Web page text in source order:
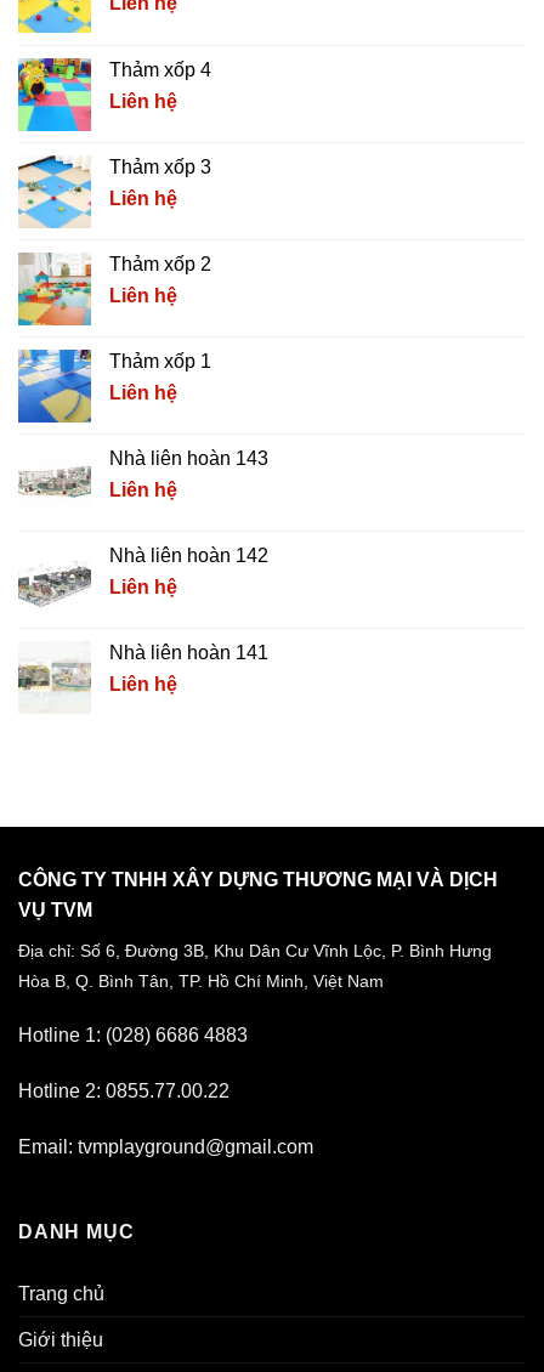
Thảm xốp 4
Liên hệ
Thảm xốp 3
Liên hệ
Thảm xốp 2
Liên hệ
Thảm xốp 1
Liên hệ
Nhà liên hoàn 143
Liên hệ
Nhà liên hoàn 142
Liên hệ
Nhà liên hoàn 141
Liên hệ
CÔNG TY TNHH XÂY DỰNG THƯƠNG MẠI VÀ DỊCH
VỤ TVM
Địa chỉ: Số 6, Đường 3B, Khu Dân Cư Vĩnh Lộc, P. Bình Hưng
Hòa B, Q. Bình Tân, TP. Hồ Chí Minh, Việt Nam
Hotline 1: (028) 6686 4883
Hotline 2: 0855.77.00.22
Email: tvmplayground@gmail.com
DANH MỤC
Trang chủ
Giới thiệu